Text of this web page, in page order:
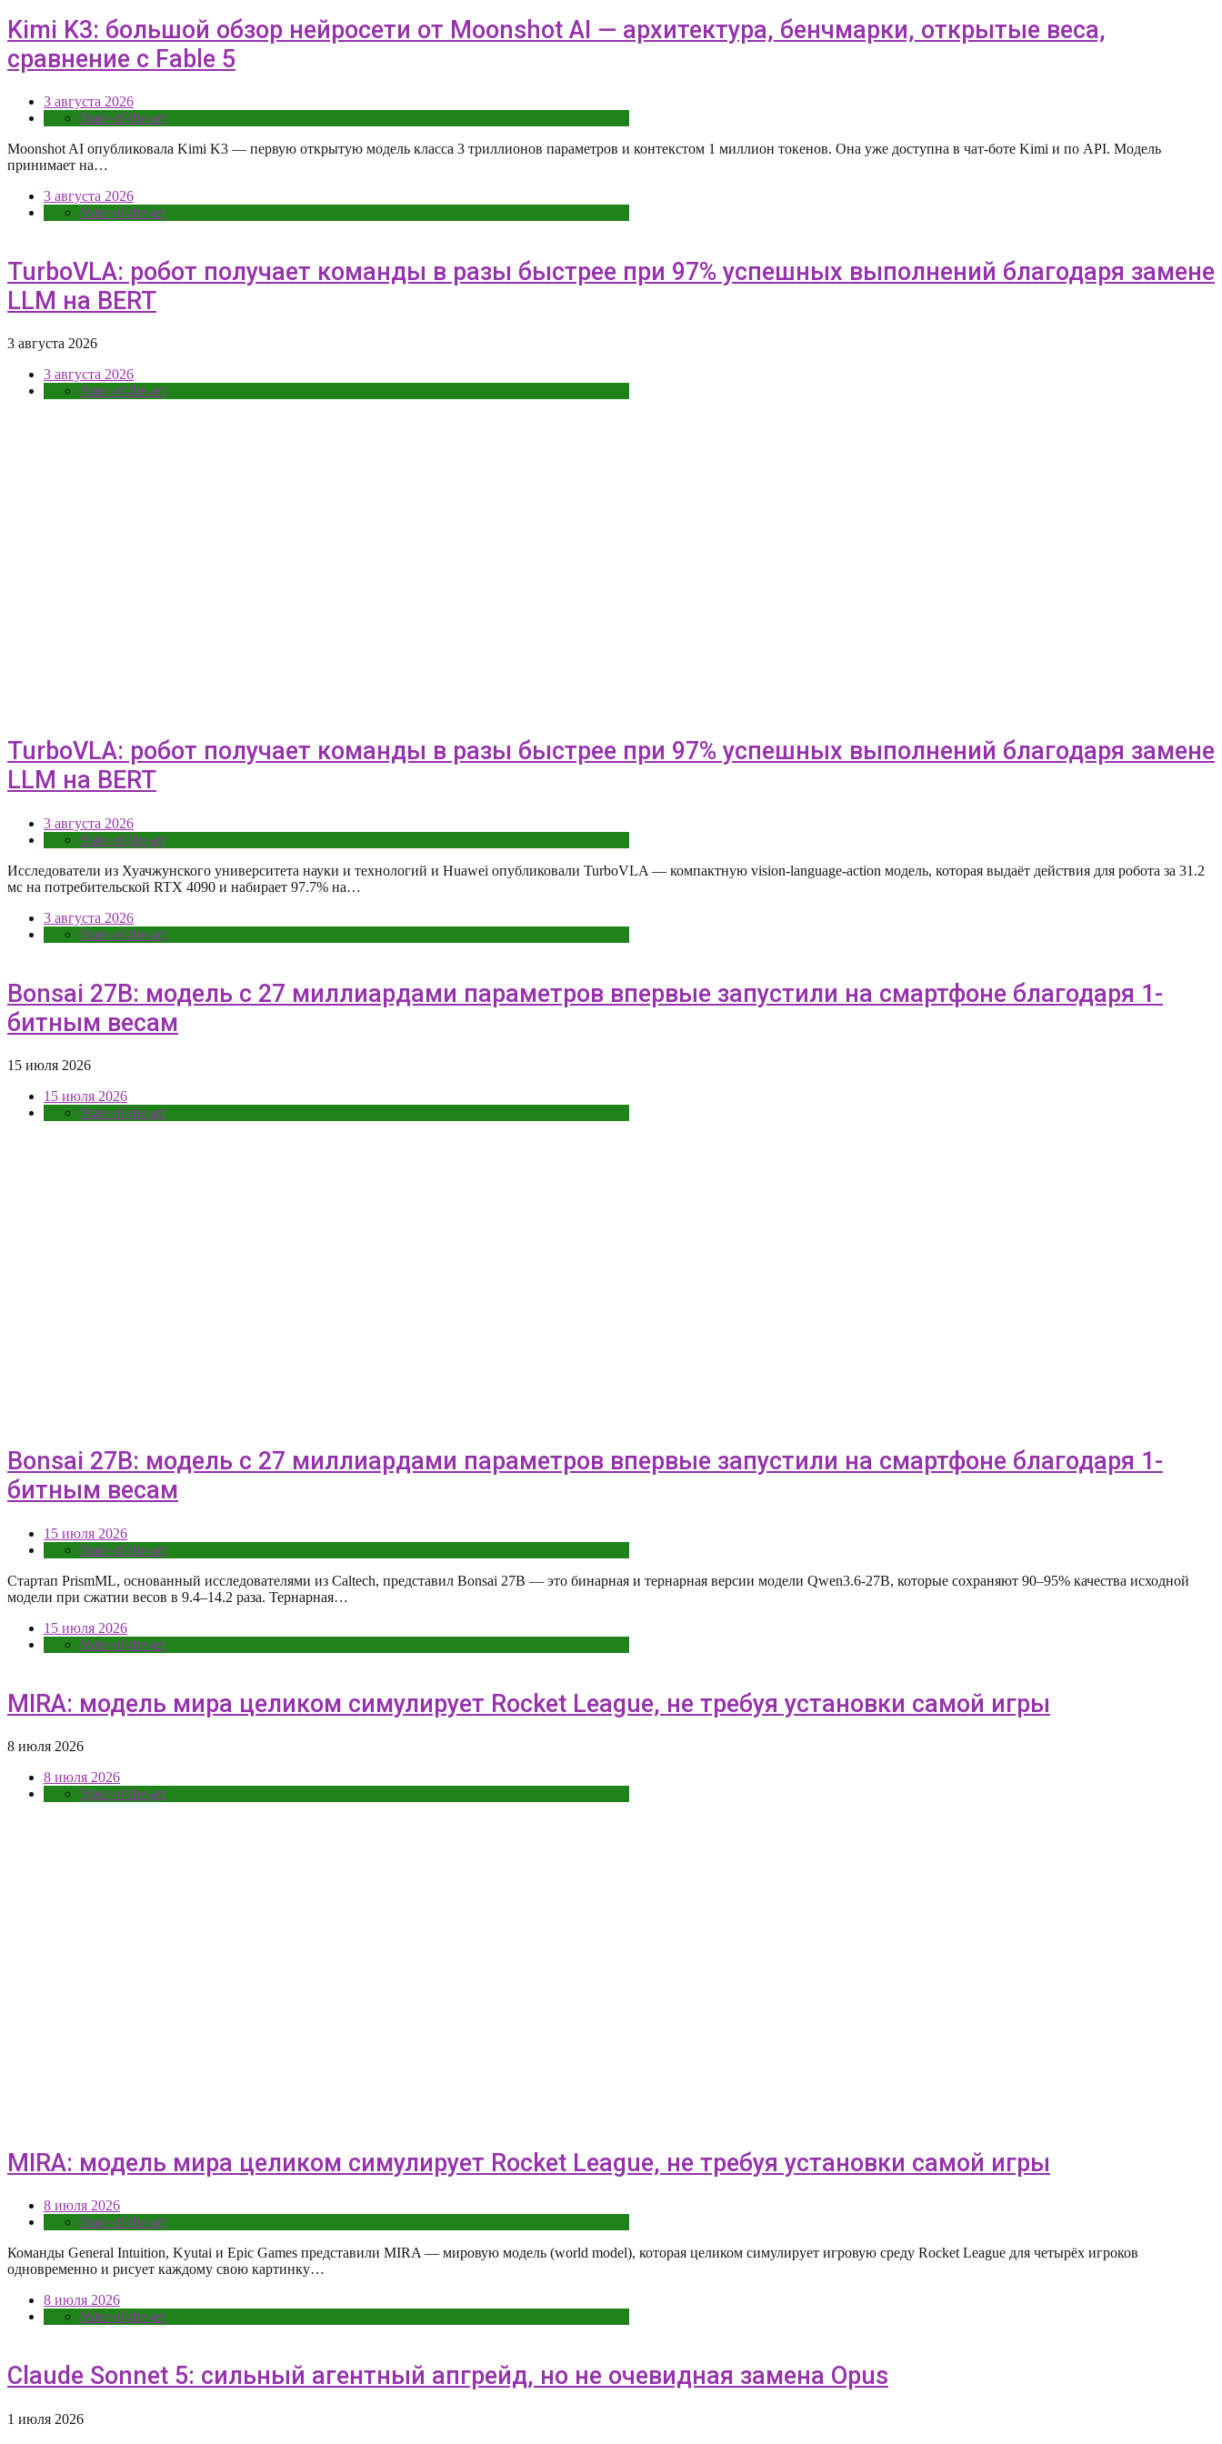
Kimi K3: большой обзор нейросети от Moonshot AI — архитектура, бенчмарки, открытые веса,
сравнение с Fable 5
3 августа 2026
State-of-the-art
Moonshot AI опубликовала Kimi K3 — первую открытую модель класса 3 триллионов параметров и контекстом 1 миллион токенов. Она уже доступна в чат-боте Kimi и по API. Модель
принимает на…
3 августа 2026
State-of-the-art
TurboVLA: робот получает команды в разы быстрее при 97% успешных выполнений благодаря замене
LLM на BERT
3 августа 2026
3 августа 2026
State-of-the-art
TurboVLA: робот получает команды в разы быстрее при 97% успешных выполнений благодаря замене
LLM на BERT
3 августа 2026
State-of-the-art
Исследователи из Хуачжунского университета науки и технологий и Huawei опубликовали TurboVLA — компактную vision-language-action модель, которая выдаёт действия для робота за 31.2
мс на потребительской RTX 4090 и набирает 97.7% на…
3 августа 2026
State-of-the-art
Bonsai 27B: модель с 27 миллиардами параметров впервые запустили на смартфоне благодаря 1-
битным весам
15 июля 2026
15 июля 2026
State-of-the-art
Bonsai 27B: модель с 27 миллиардами параметров впервые запустили на смартфоне благодаря 1-
битным весам
15 июля 2026
State-of-the-art
Стартап PrismML, основанный исследователями из Caltech, представил Bonsai 27B — это бинарная и тернарная версии модели Qwen3.6-27B, которые сохраняют 90–95% качества исходной
модели при сжатии весов в 9.4–14.2 раза. Тернарная…
15 июля 2026
State-of-the-art
MIRA: модель мира целиком симулирует Rocket League, не требуя установки самой игры
8 июля 2026
8 июля 2026
State-of-the-art
MIRA: модель мира целиком симулирует Rocket League, не требуя установки самой игры
8 июля 2026
State-of-the-art
Команды General Intuition, Kyutai и Epic Games представили MIRA — мировую модель (world model), которая целиком симулирует игровую среду Rocket League для четырёх игроков
одновременно и рисует каждому свою картинку…
8 июля 2026
State-of-the-art
Claude Sonnet 5: сильный агентный апгрейд, но не очевидная замена Opus
1 июля 2026